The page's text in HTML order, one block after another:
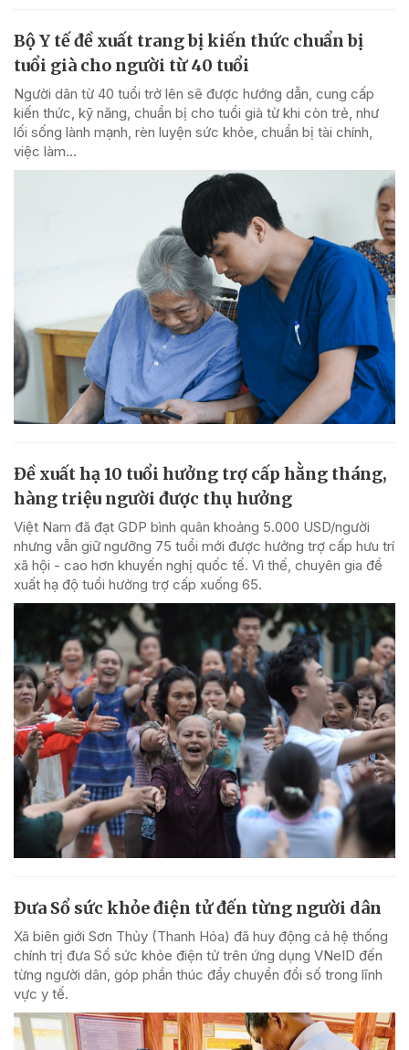
Bộ Y tế đề xuất trang bị kiến thức chuẩn bị
tuổi già cho người từ 40 tuổi
Người dân từ 40 tuổi trở lên sẽ được hướng dẫn, cung cấp
kiến thức, kỹ năng, chuẩn bị cho tuổi già từ khi còn trẻ, như
lối sống lành mạnh, rèn luyện sức khỏe, chuẩn bị tài chính,
việc làm...
Đề xuất hạ 10 tuổi hưởng trợ cấp hằng tháng,
hàng triệu người được thụ hưởng
Việt Nam đã đạt GDP bình quân khoảng 5.000 USD/người
nhưng vẫn giữ ngưỡng 75 tuổi mới được hưởng trợ cấp hưu trí
xã hội - cao hơn khuyến nghị quốc tế. Vì thế, chuyên gia đề
xuất hạ độ tuổi hưởng trợ cấp xuống 65.
Đưa Sổ sức khỏe điện tử đến từng người dân
Xã biên giới Sơn Thủy (Thanh Hóa) đã huy động cả hệ thống
chính trị đưa Sổ sức khỏe điện tử trên ứng dụng VNeID đến
từng người dân, góp phần thúc đẩy chuyển đổi số trong lĩnh
vực y tế.